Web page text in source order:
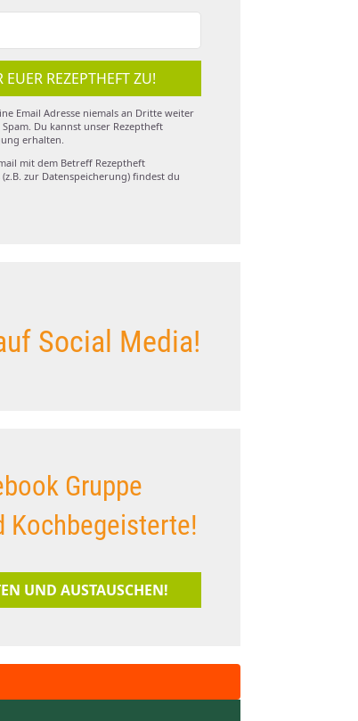
REZEPTHEFT ZU!
Email Adresse niemals an Dritte weiter
Du kannst unser Rezeptheft
erhalten.
mit dem Betreff Rezeptheft
zur Datenspeicherung) findest du
Social Media!
Gruppe
Kochbegeisterte!
UND AUSTAUSCHEN!